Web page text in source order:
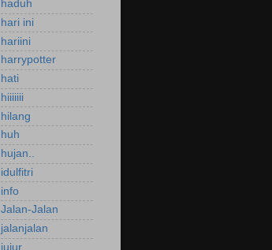
haduh
hari ini
hariini
harrypotter
hati
hiiiiiii
hilang
huh
hujan..
idulfitri
info
Jalan-Jalan
jalanjalan
jujur